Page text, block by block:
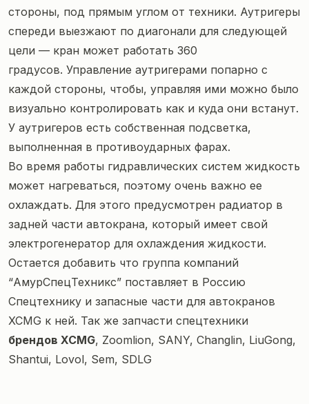
стороны, под прямым углом от техники. Аутригеры
спереди выезжают по диагонали для следующей
цели — кран может работать 360
градусов. Управление аутригерами попарно с
каждой стороны, чтобы, управляя ими можно было
визуально контролировать как и куда они встанут.
У аутригеров есть собственная подсветка,
выполненная в противоударных фарах.
Во время работы гидравлических систем жидкость
может нагреваться, поэтому очень важно ее
охлаждать. Для этого предусмотрен радиатор в
задней части автокрана, который имеет свой
электрогенератор для охлаждения жидкости.
Остается добавить что группа компаний
“АмурСпецТехникс” поставляет в Россию
Спецтехнику и запасные части для автокранов
XCMG к ней. Так же запчасти спецтехники
брендов XCMG, Zoomlion, SANY, Changlin, LiuGong,
Shantui, Lovol, Sem, SDLG